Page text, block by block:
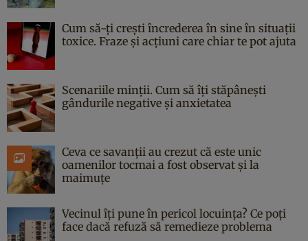
Cum să-ți crești încrederea în sine în situații
toxice. Fraze și acțiuni care chiar te pot ajuta
Scenariile minții. Cum să îți stăpânești
gândurile negative și anxietatea
Ceva ce savanții au crezut că este unic
oamenilor tocmai a fost observat și la
maimuțe
Vecinul îți pune în pericol locuința? Ce poți
face dacă refuză să remedieze problema